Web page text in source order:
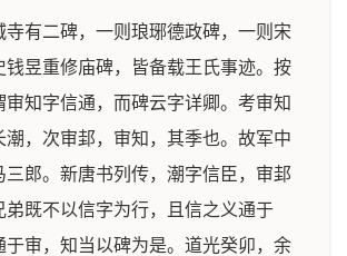
寺有二碑，一则琅琊德政碑，一则宋
钱昱重修庙碑，皆备载王氏事迹。按
审知字信通，而碑云字详卿。考审知
潮，次审邽，审知，其季也。故军中
三郎。新唐书列传，潮字信臣，审邽
弟既不以信字为行，且信之义通于
于审，知当以碑为是。道光癸卯，余